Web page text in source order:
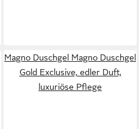
Magno Duschgel Magno Duschgel
Gold Exclusive, edler Duft,
luxuriöse Pflege